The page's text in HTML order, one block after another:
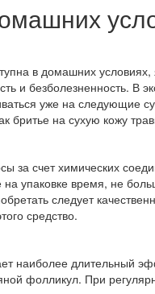
в домашних
и безболезненность. В
уже на следующие
бритье на сухую кожу
за счет химических
упаковке время, не
следует
средство.
наиболее длительный
фолликул. При